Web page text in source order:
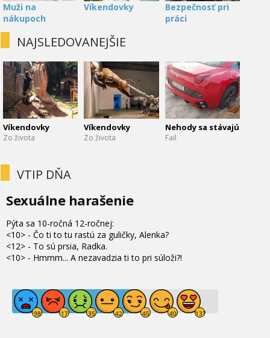
Muži na
nákupoch
Víkendovky
Bezpečnosť pri
práci
NAJSLEDOVANEJŠIE
Víkendovky
Zo života
Víkendovky
Zo života
Nehody sa stávajú
Fail
VTIP DŇA
Sexuálne harašenie
Pýta sa 10-ročná 12-ročnej:
<10> - Čo ti to tu rastú za guličky, Alenka?
<12> - To sú prsia, Radka.
<10> - Hmmm... A nezavadzia ti to pri súloži?!